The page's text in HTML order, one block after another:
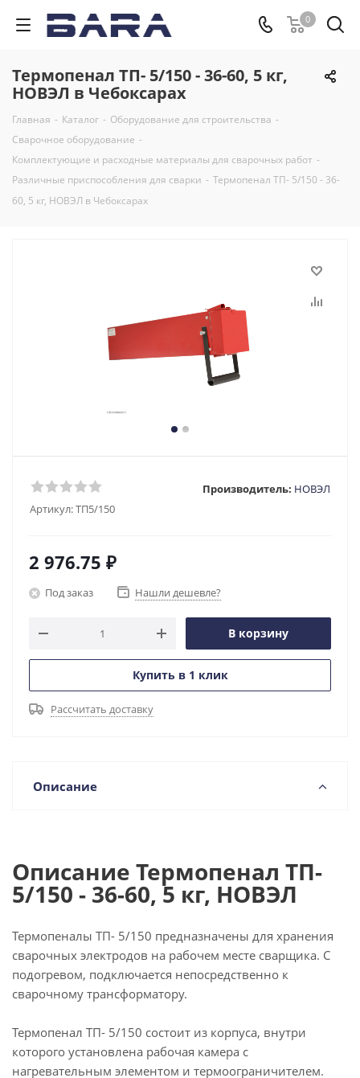
0
Термопенал ТП- 5/150 - 36-60, 5 кг,
НОВЭЛ в Чебоксарах
Главная - Каталог - Оборудование для строительства -
Сварочное оборудование -
Комплектующие и расходные материалы для сварочных работ -
Различные приспособления для сварки - Термопенал ТП- 5/150 - 36-
60, 5 кг, НОВЭЛ в Чебоксарах
Артикул:ТП5/150
Производитель: НОВЭЛ
2 976.75 ₽
Под заказ Нашли дешевле?
В корзину
Купить в 1 клик
Рассчитать доставку
Описание
Описание Термопенал ТП-
5/150 - 36-60, 5 кг, НОВЭЛ
Термопеналы ТП- 5/150 предназначены для хранения
сварочных электродов на рабочем месте сварщика. С
подогревом, подключается непосредственно к
сварочному трансформатору.
Термопенал ТП- 5/150 состоит из корпуса, внутри
которого установлена рабочая камера с
нагревательным элементом и термоограничителем.